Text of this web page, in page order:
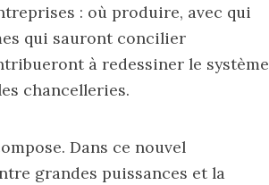
: où produire, avec qui
qui sauront concilier
à redessiner le système
chancelleries.
Dans ce nouvel
grandes puissances et la